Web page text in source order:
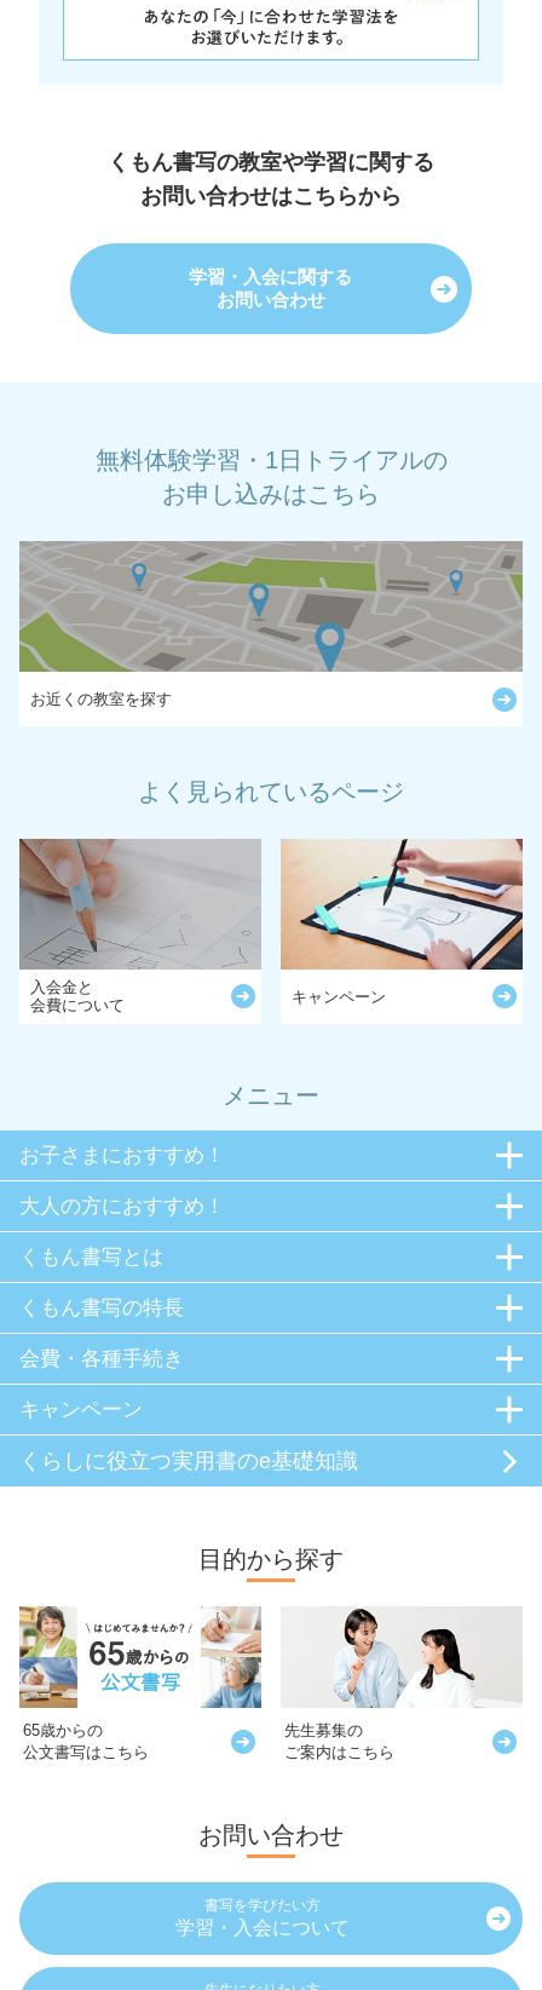
くもん書写の教室や学習に関する
お問い合わせはこちらから
学習・入会に関する
お問い合わせ
無料体験学習・1日トライアルの
お申し込みはこちら
お近くの教室を探す
よく見られているページ
入会金と
会費について
キャンペーン
メニュー
お子さまにおすすめ！
大人の方におすすめ！
くもん書写とは
くもん書写の特長
会費・各種手続き
キャンペーン
くらしに役立つ実用書のe基礎知識
目的から探す
65歳からの
公文書写はこちら
先生募集の
ご案内はこちら
お問い合わせ
書写を学びたい方
学習・入会について